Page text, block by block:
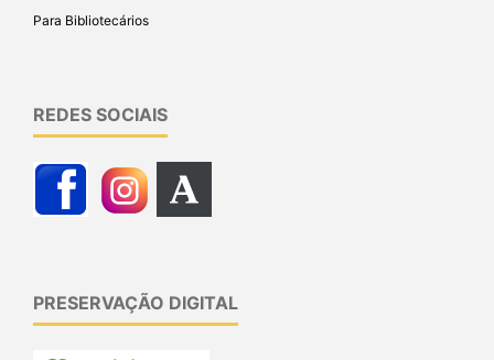
Para Bibliotecários
REDES SOCIAIS
PRESERVAÇÃO DIGITAL